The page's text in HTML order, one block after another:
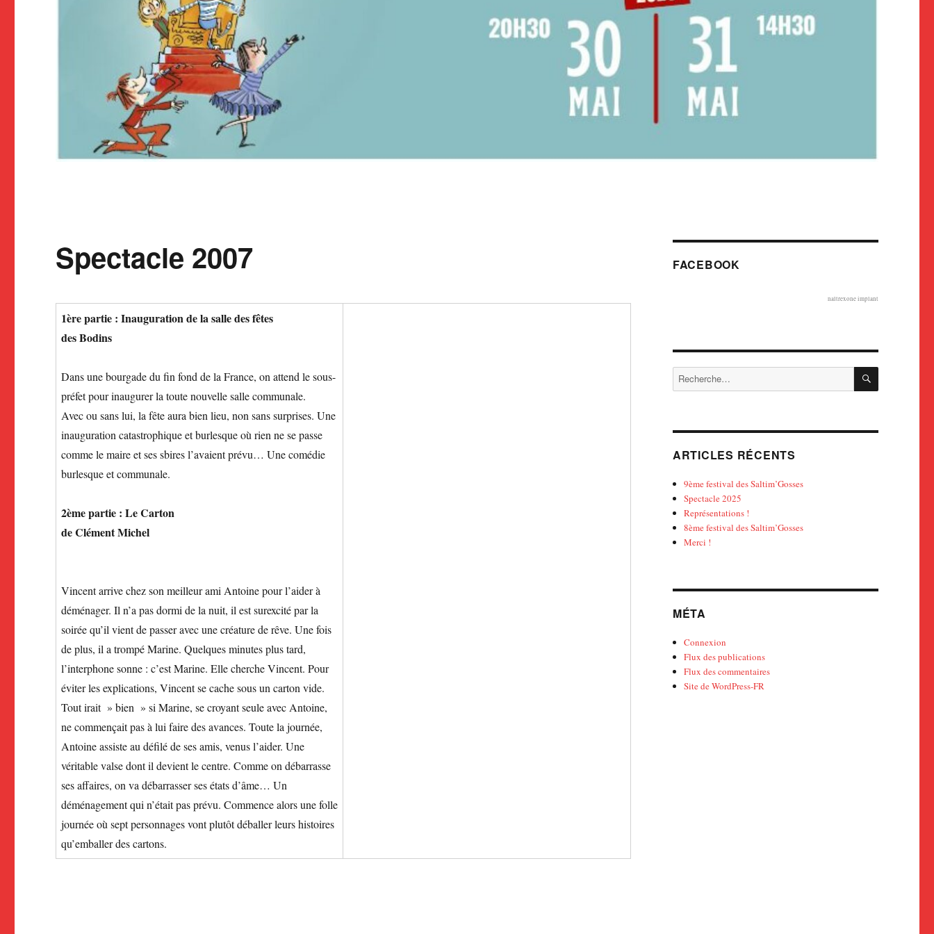
Spectacle 2007
1ère partie : Inauguration de la salle des fêtes
des Bodins
Dans une bourgade du fin fond de la France, on attend le sous-
préfet pour inaugurer la toute nouvelle salle communale.
Avec ou sans lui, la fête aura bien lieu, non sans surprises. Une
inauguration catastrophique et burlesque où rien ne se passe
comme le maire et ses sbires l’avaient prévu… Une comédie
burlesque et communale.
2ème partie : Le Carton
de Clément Michel
Vincent arrive chez son meilleur ami Antoine pour l’aider à
déménager. Il n’a pas dormi de la nuit, il est surexcité par la
soirée qu’il vient de passer avec une créature de rêve. Une fois
de plus, il a trompé Marine. Quelques minutes plus tard,
l’interphone sonne : c’est Marine. Elle cherche Vincent. Pour
éviter les explications, Vincent se cache sous un carton vide.
Tout irait » bien » si Marine, se croyant seule avec Antoine,
ne commençait pas à lui faire des avances. Toute la journée,
Antoine assiste au défilé de ses amis, venus l’aider. Une
véritable valse dont il devient le centre. Comme on débarrasse
ses affaires, on va débarrasser ses états d’âme… Un
déménagement qui n’était pas prévu. Commence alors une folle
journée où sept personnages vont plutôt déballer leurs histoires
qu’emballer des cartons.
FACEBOOK
naltrexone implant
Recherche
pour :
ARTICLES RÉCENTS
9ème festival des Saltim’Gosses
Spectacle 2025
Représentations !
8ème festival des Saltim’Gosses
Merci !
MÉTA
Connexion
Flux des publications
Flux des commentaires
Site de WordPress-FR